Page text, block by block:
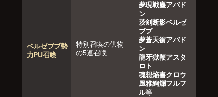
ベルゼブブ勢
力PU召喚
特別召喚の供物
の5連召喚
夢現戦塵アバド
ン
茨剣断影ベルゼ
ブブ
夢蒼天衝アバド
ン
龍牙獄鞭アスタ
ロト
魂想焔書クロウ
風雅絢爛フルフ
ル等